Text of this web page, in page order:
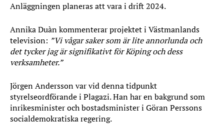
Anläggningen planeras att vara i drift 2024.
Annika Duàn kommenterar projektet i Västmanlands
television: ”Vi vågar saker som är lite annorlunda och
det tycker jag är signifikativt för Köping och dess
verksamheter.”
Jörgen Andersson var vid denna tidpunkt
styrelseordförande i Plagazi. Han har en bakgrund som
inrikesminister och bostadsminister i Göran Perssons
socialdemokratiska regering.